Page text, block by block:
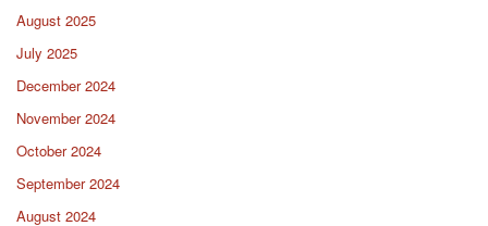
August 2025
July 2025
December 2024
November 2024
October 2024
September 2024
August 2024